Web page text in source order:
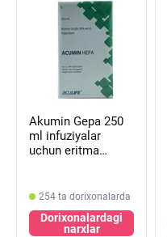
Akumin Gepa 250
ml infuziyalar
uchun eritma
254 ta dorixonalarda
Dorixonalardagi
narxlar